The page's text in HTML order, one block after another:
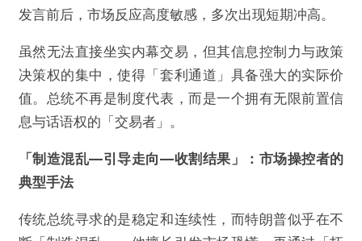
发言前后，市场反应高度敏感，多次出现短期冲高。
虽然无法直接坐实内幕交易，但其信息控制力与政策
决策权的集中，使得「套利通道」具备强大的实际价
值。总统不再是制度代表，而是一个拥有无限前置信
息与话语权的「交易者」。
「制造混乱—引导走向—收割结果」：市场操控者的
典型手法
传统总统寻求的是稳定和连续性，而特朗普似乎在不